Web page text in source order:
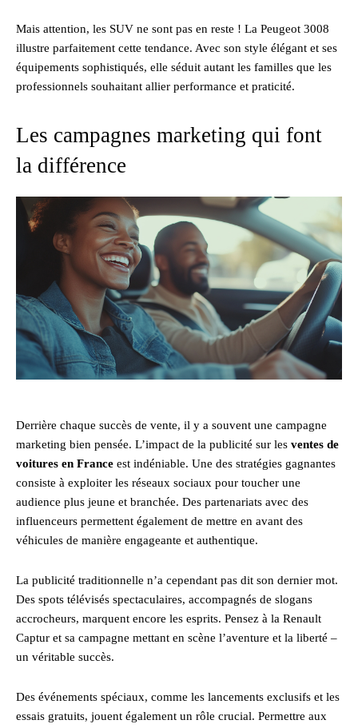
Mais attention, les SUV ne sont pas en reste ! La Peugeot 3008
illustre parfaitement cette tendance. Avec son style élégant et ses
équipements sophistiqués, elle séduit autant les familles que les
professionnels souhaitant allier performance et praticité.
Les campagnes marketing qui font
la différence
Derrière chaque succès de vente, il y a souvent une campagne
marketing bien pensée. L’impact de la publicité sur les ventes de
voitures en France est indéniable. Une des stratégies gagnantes
consiste à exploiter les réseaux sociaux pour toucher une
audience plus jeune et branchée. Des partenariats avec des
influenceurs permettent également de mettre en avant des
véhicules de manière engageante et authentique.
La publicité traditionnelle n’a cependant pas dit son dernier mot.
Des spots télévisés spectaculaires, accompagnés de slogans
accrocheurs, marquent encore les esprits. Pensez à la Renault
Captur et sa campagne mettant en scène l’aventure et la liberté –
un véritable succès.
Des événements spéciaux, comme les lancements exclusifs et les
essais gratuits, jouent également un rôle crucial. Permettre aux